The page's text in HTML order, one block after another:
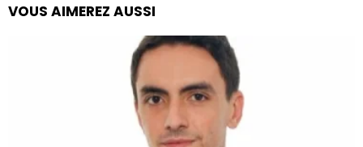
VOUS AIMEREZ AUSSI